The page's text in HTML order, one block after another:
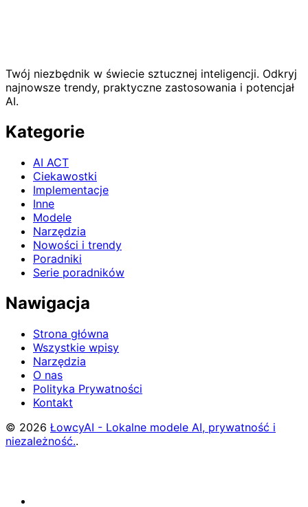
Twój niezbędnik w świecie sztucznej inteligencji. Odkryj
najnowsze trendy, praktyczne zastosowania i potencjał
AI.
Kategorie
AI ACT
Ciekawostki
Implementacje
Inne
Modele
Narzędzia
Nowości i trendy
Poradniki
Serie poradników
Nawigacja
Strona główna
Wszystkie wpisy
Narzędzia
O nas
Polityka Prywatności
Kontakt
© 2026 ŁowcyAI - Lokalne modele AI, prywatność i
niezależność..